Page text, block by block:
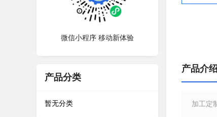
微信小程序 移动新体验
产品分类
暂无分类
产品介
加工定